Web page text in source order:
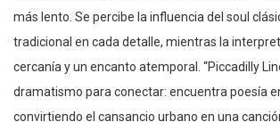
más lento. Se percibe la influencia del soul
tradicional en cada detalle, mientras la
cercanía y un encanto atemporal. “Piccadilly
dramatismo para conectar: encuentra poesía
convirtiendo el cansancio urbano en una